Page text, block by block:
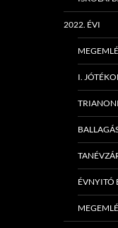
2022. ÉVI
I.
ÉVNYITÓ